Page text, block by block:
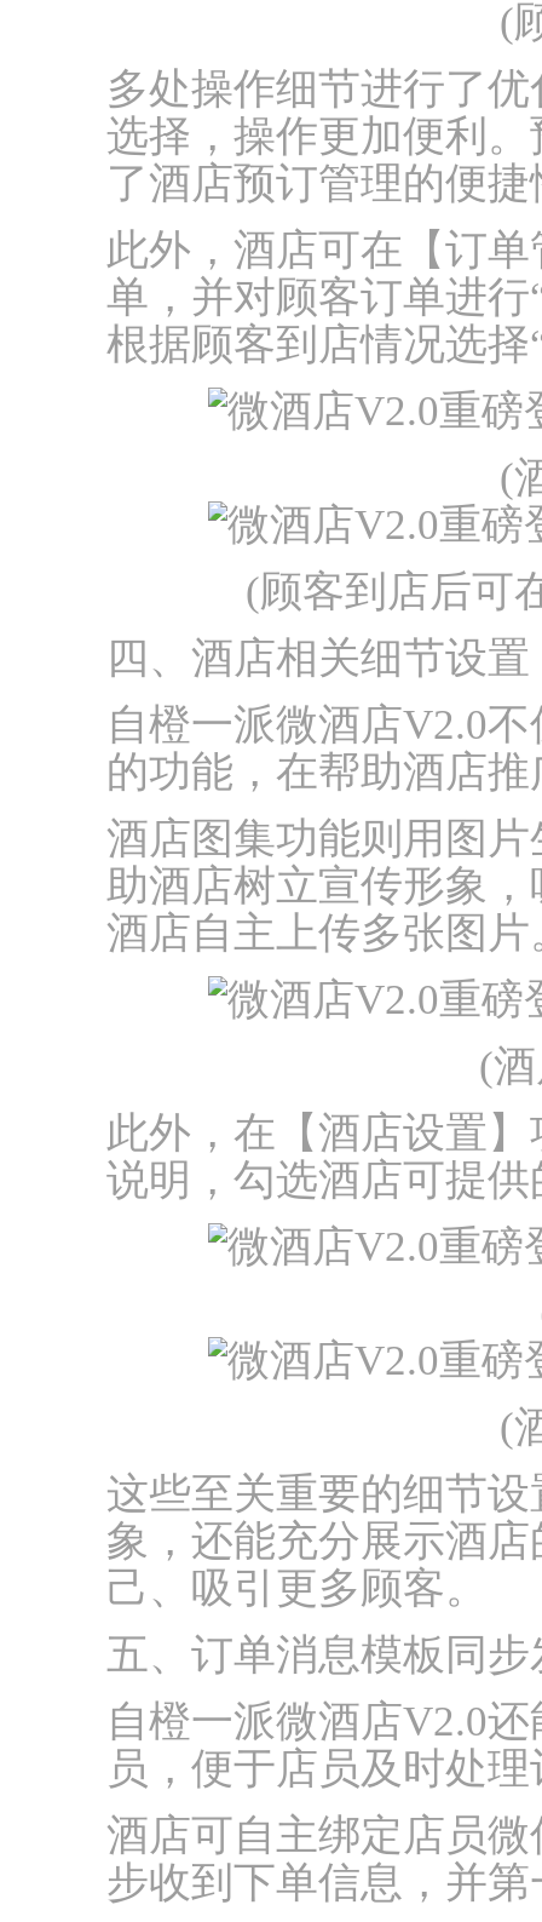
(
多处操作细节进行了
选择，操作更加便利
了酒店预订管理的便捷
此外，酒店可在【订
单，并对顾客订单进行
根据顾客到店情况选择
(
(顾客到店后可
四、酒店相关细节设置
自橙一派微酒店V2.0
的功能，在帮助酒店
酒店图集功能则用图
助酒店树立宣传形象
酒店自主上传多张图片
(
此外，在【酒店设置
说明，勾选酒店可提
(
这些至关重要的细节
象，还能充分展示酒
己、吸引更多顾客。
五、订单消息模板同
自橙一派微酒店V2.0
员，便于店员及时处
酒店可自主绑定店员
步收到下单信息，并